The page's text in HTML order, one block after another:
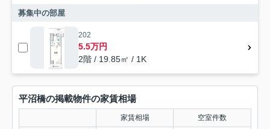
募集中の部屋
202
5.5万円
2階 / 19.85㎡ / 1K
平沼橋の掲載物件の家賃相場
家賃相場 空室件数